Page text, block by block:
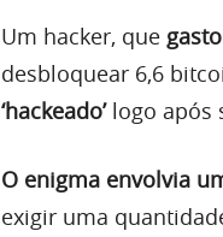
Um hacker, que
desbloquear 6,6
‘hackeado’logo após
O enigma envolvia
exigir uma